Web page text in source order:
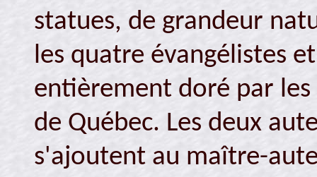
statues, de grandeur
les quatre évangélistes
entièrement doré par
de Québec. Les deux
s'ajoutent au maître-